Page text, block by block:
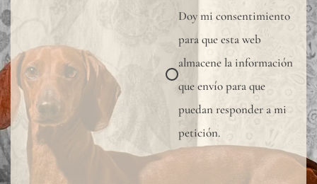
Doy mi consentimiento
para que esta web
almacene la información
que envío para que
puedan responder a mi
petición.